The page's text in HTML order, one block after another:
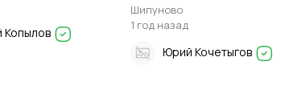
Копылов
Шипуново
1 год назад
Юрий Кочетыгов